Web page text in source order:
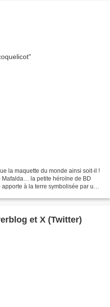
la maquette du monde ainsi soit-il !
Mafalda… la petite héroïne de BD
à la terre symbolisée par un
Article publié depuis Overblog et X (Twitter)